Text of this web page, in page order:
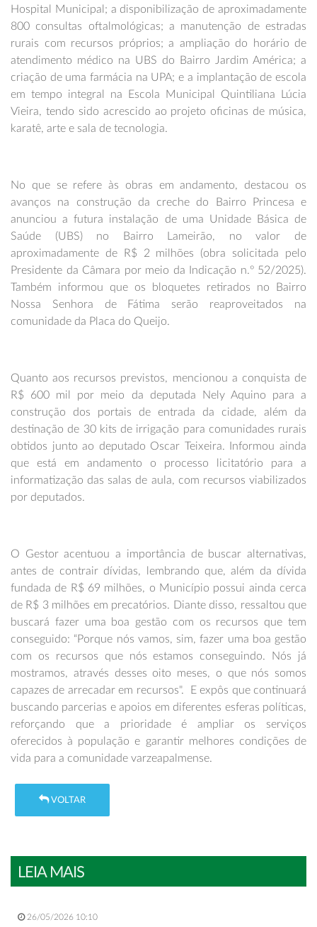
Hospital Municipal; a disponibilização de aproximadamente
800 consultas oftalmológicas; a manutenção de estradas
rurais com recursos próprios; a ampliação do horário de
atendimento médico na UBS do Bairro Jardim América; a
criação de uma farmácia na UPA; e a implantação de escola
em tempo integral na Escola Municipal Quintiliana Lúcia
Vieira, tendo sido acrescido ao projeto oficinas de música,
karatê, arte e sala de tecnologia.
No que se refere às obras em andamento, destacou os
avanços na construção da creche do Bairro Princesa e
anunciou a futura instalação de uma Unidade Básica de
Saúde (UBS) no Bairro Lameirão, no valor de
aproximadamente de R$ 2 milhões (obra solicitada pelo
Presidente da Câmara por meio da Indicação n.º 52/2025).
Também informou que os bloquetes retirados no Bairro
Nossa Senhora de Fátima serão reaproveitados na
comunidade da Placa do Queijo.
Quanto aos recursos previstos, mencionou a conquista de
R$ 600 mil por meio da deputada Nely Aquino para a
construção dos portais de entrada da cidade, além da
destinação de 30 kits de irrigação para comunidades rurais
obtidos junto ao deputado Oscar Teixeira. Informou ainda
que está em andamento o processo licitatório para a
informatização das salas de aula, com recursos viabilizados
por deputados.
O Gestor acentuou a importância de buscar alternativas,
antes de contrair dívidas, lembrando que, além da dívida
fundada de R$ 69 milhões, o Município possui ainda cerca
de R$ 3 milhões em precatórios. Diante disso, ressaltou que
buscará fazer uma boa gestão com os recursos que tem
conseguido: “Porque nós vamos, sim, fazer uma boa gestão
com os recursos que nós estamos conseguindo. Nós já
mostramos, através desses oito meses, o que nós somos
capazes de arrecadar em recursos". E expôs que continuará
buscando parcerias e apoios em diferentes esferas políticas,
reforçando que a prioridade é ampliar os serviços
oferecidos à população e garantir melhores condições de
vida para a comunidade varzeapalmense.
VOLTAR
LEIA MAIS
26/05/2026 10:10